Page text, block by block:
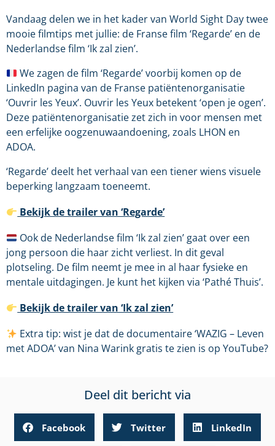
Vandaag delen we in het kader van World Sight Day twee
mooie filmtips met jullie: de Franse film ‘Regarde’ en de
Nederlandse film ‘Ik zal zien’.
We zagen de film ‘Regarde’ voorbij komen op de
LinkedIn pagina van de Franse patiëntenorganisatie
‘Ouvrir les Yeux’. Ouvrir les Yeux betekent ‘open je ogen’.
Deze patiëntenorganisatie zet zich in voor mensen met
een erfelijke oogzenuwaandoening, zoals LHON en
ADOA.
‘Regarde’ deelt het verhaal van een tiener wiens visuele
beperking langzaam toeneemt.
Bekijk de trailer van ‘Regarde’
Ook de Nederlandse film ‘Ik zal zien’ gaat over een
jong persoon die haar zicht verliest. In dit geval
plotseling. De film neemt je mee in al haar fysieke en
mentale uitdagingen. Je kunt het kijken via ‘Pathé Thuis’.
Bekijk de trailer van ‘Ik zal zien’
Extra tip: wist je dat de documentaire ‘WAZIG – Leven
met ADOA’ van Nina Warink gratis te zien is op YouTube?
Deel dit bericht via
Facebook Twitter LinkedIn